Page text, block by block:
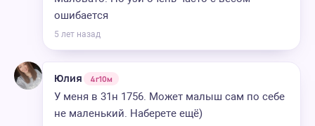
ошибается
5 лет назад
Юлия 4г10м
У меня в 31н 1756. Может малыш сам по себе
не маленький. Наберете ещё)